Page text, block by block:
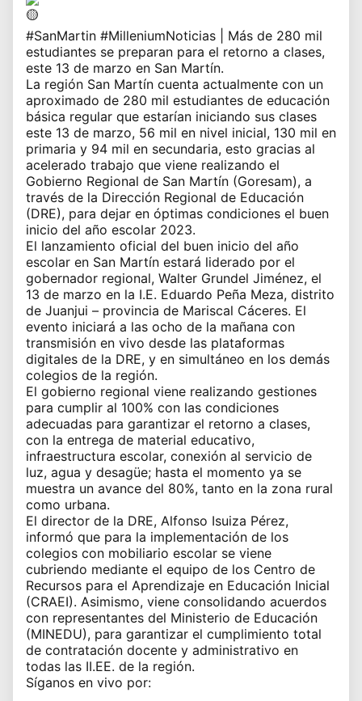
#SanMartin #MilleniumNoticias | Más de 280 mil
estudiantes se preparan para el retorno a clases,
este 13 de marzo en San Martín.
La región San Martín cuenta actualmente con un
aproximado de 280 mil estudiantes de educación
básica regular que estarían iniciando sus clases
este 13 de marzo, 56 mil en nivel inicial, 130 mil en
primaria y 94 mil en secundaria, esto gracias al
acelerado trabajo que viene realizando el
Gobierno Regional de San Martín (Goresam), a
través de la Dirección Regional de Educación
(DRE), para dejar en óptimas condiciones el buen
inicio del año escolar 2023.
El lanzamiento oficial del buen inicio del año
escolar en San Martín estará liderado por el
gobernador regional, Walter Grundel Jiménez, el
13 de marzo en la I.E. Eduardo Peña Meza, distrito
de Juanjui – provincia de Mariscal Cáceres. El
evento iniciará a las ocho de la mañana con
transmisión en vivo desde las plataformas
digitales de la DRE, y en simultáneo en los demás
colegios de la región.
El gobierno regional viene realizando gestiones
para cumplir al 100% con las condiciones
adecuadas para garantizar el retorno a clases,
con la entrega de material educativo,
infraestructura escolar, conexión al servicio de
luz, agua y desagüe; hasta el momento ya se
muestra un avance del 80%, tanto en la zona rural
como urbana.
El director de la DRE, Alfonso Isuiza Pérez,
informó que para la implementación de los
colegios con mobiliario escolar se viene
cubriendo mediante el equipo de los Centro de
Recursos para el Aprendizaje en Educación Inicial
(CRAEI). Asimismo, viene consolidando acuerdos
con representantes del Ministerio de Educación
(MINEDU), para garantizar el cumplimiento total
de contratación docente y administrativo en
todas las II.EE. de la región.
Síganos en vivo por: